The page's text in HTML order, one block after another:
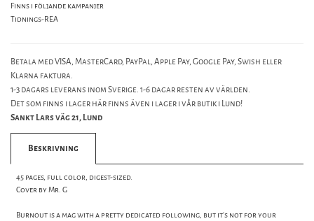
Finns i följande kampanjer
Tidnings-REA
Betala med VISA, MasterCard, PayPal, Apple Pay, Google Pay, Swish eller
Klarna faktura.
1-3 dagars leverans inom Sverige. 1-6 dagar resten av världen.
Det som finns i lager här finns även i lager i vår butik i Lund!
Sankt Lars väg 21, Lund
Beskrivning
45 pages, full color, digest-sized.
Cover by Mr. G
Burnout is a mag with a pretty dedicated following, but it's not for your